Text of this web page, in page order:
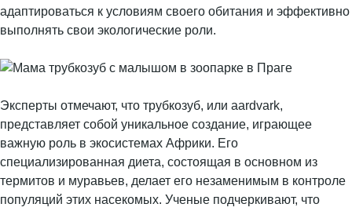
адаптироваться к условиям своего обитания и эффективно
выполнять свои экологические роли.
Эксперты отмечают, что трубкозуб, или aardvark,
представляет собой уникальное создание, играющее
важную роль в экосистемах Африки. Его
специализированная диета, состоящая в основном из
термитов и муравьев, делает его незаменимым в контроле
популяций этих насекомых. Ученые подчеркивают, что